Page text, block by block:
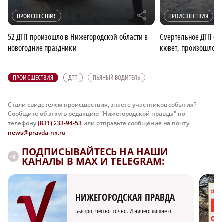
ПРОИСШЕСТВИЯ r
52 ДТП произошло в Нижегородской области в
новогодние праздники
ПРОИСШЕСТВИЯ
Смертельное ДТП с
кювет, произошло
ПРОИСШЕСТВИЯ ДТП ПЬЯНЫЙ ВОДИТЕЛЬ
Стали свидетелем происшествия, знаете участников события?
Сообщите об этом в редакцию "Нижегородской правды" по
телефону(831) 233-94-53 или отправьте сообщение на почту
news@pravda-nn.ru
ПОДПИСЫВАЙТЕСЬ НА НАШИ
КАНАЛЫ В MAX И TELEGRAM:
НИЖЕГОРОДСКАЯ ПРАВДА
Быстро, честно, точно. И ничего лишнего